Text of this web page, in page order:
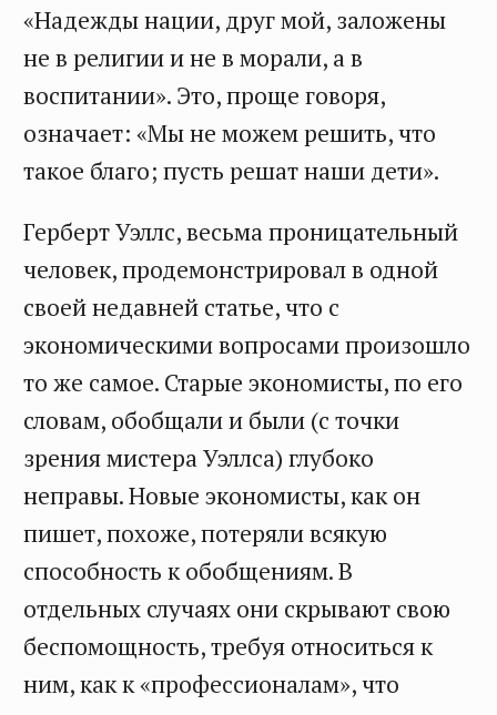
«Надежды нации, друг мой, заложены
не в религии и не в морали, а в
воспитании». Это, проще говоря,
означает: «Мы не можем решить, что
такое благо; пусть решат наши дети».
Герберт Уэллс, весьма проницательный
человек, продемонстрировал в одной
своей недавней статье, что с
экономическими вопросами произошло
то же самое. Старые экономисты, по его
словам, обобщали и были (с точки
зрения мистера Уэллса) глубоко
неправы. Новые экономисты, как он
пишет, похоже, потеряли всякую
способность к обобщениям. В
отдельных случаях они скрывают свою
беспомощность, требуя относиться к
ним, как к «профессионалам», что